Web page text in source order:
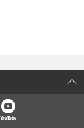
YouTube